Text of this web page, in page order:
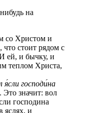
на
со Христом и
стоит рядом с
ей, и бычку, и
теплом Христа,
господи́на
Это значит: вол
господина
яслях, и